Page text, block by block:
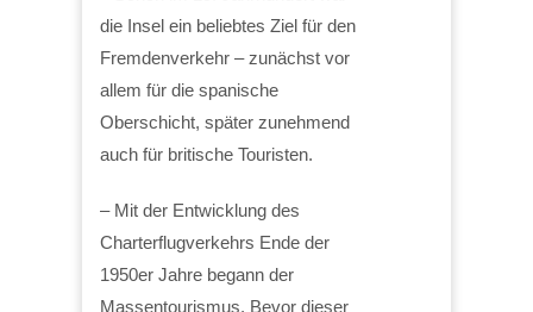
die Insel ein beliebtes Ziel für den
Fremdenverkehr – zunächst vor
allem für die spanische
Oberschicht, später zunehmend
auch für britische Touristen.
– Mit der Entwicklung des
Charterflugverkehrs Ende der
1950er Jahre begann der
Massentourismus. Bevor dieser